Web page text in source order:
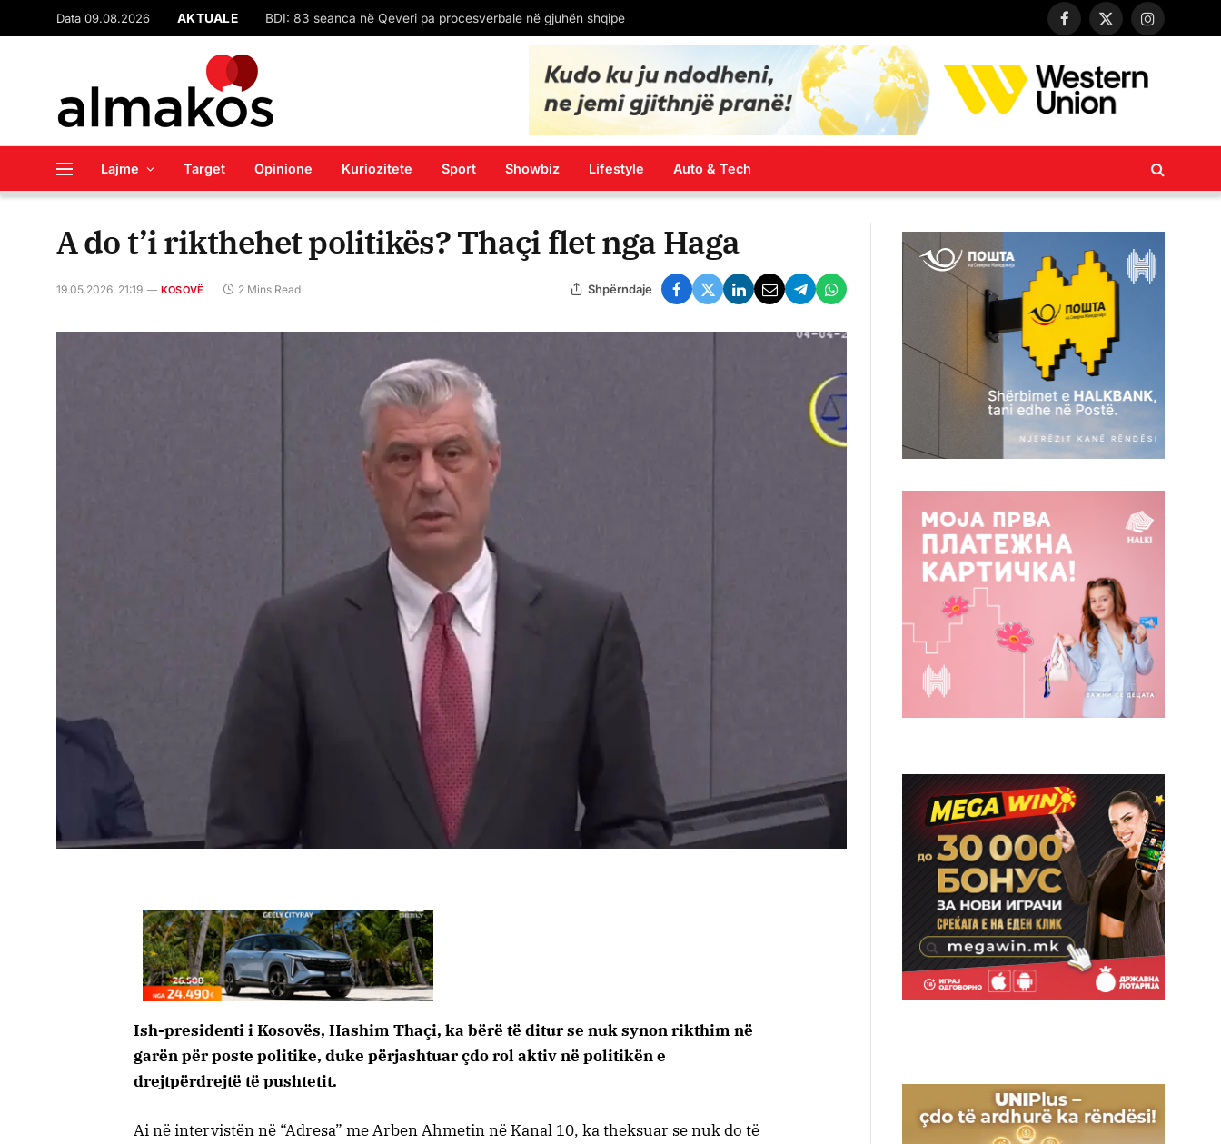
Data 09.08.2026 AKTUALE ‘Si sheqer’, Alby ‘tundon’ rrjetin me postimin e fundit
Facebook
X
Instagram
Lajme Target Opinione Kuriozitete Sport Showbiz Lifestyle Auto & Tech
A do t’i rikthehet politikës? Thaçi flet nga Haga
19.05.2026, 21:19 KOSOVË 2 Mins Read Shpërndaje
Ish-presidenti i Kosovës, Hashim Thaçi, ka bërë të ditur se nuk synon rikthim në
garën për poste politike, duke përjashtuar çdo rol aktiv në politikën e
drejtpërdrejtë të pushtetit.
Ai në intervistën në “Adresa” me Arben Ahmetin në Kanal 10, ka theksuar se nuk do të